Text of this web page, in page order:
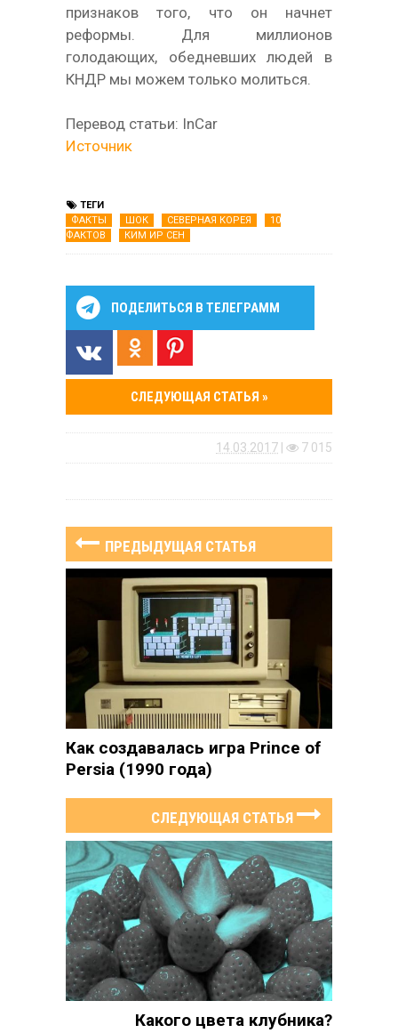
признаков того, что он начнет
реформы. Для миллионов
голодающих, обедневших людей в
КНДР мы можем только молиться.
Перевод статьи: InCar
Источник
ТЕГИ
ФАКТЫ
ШОК СЕВЕРНАЯ КОРЕЯ
10
ФАКТОВ
КИМ ИР СЕН
ПОДЕЛИТЬСЯ В ТЕЛЕГРАММ
СЛЕДУЮЩАЯ СТАТЬЯ »
14.03.2017 | 7 015
ПРЕДЫДУЩАЯ СТАТЬЯ
Как создавалась игра Prince of
Persia (1990 года)
СЛЕДУЮЩАЯ СТАТЬЯ
Какого цвета клубника?